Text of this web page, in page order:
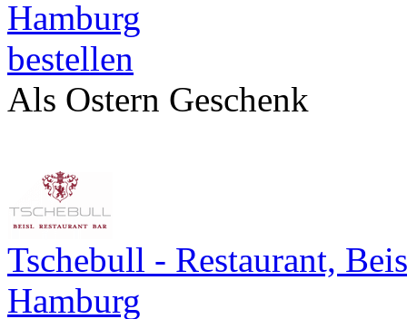
Hamburg
bestellen
Als Ostern Geschenk
Tschebull - Restaurant,
Hamburg